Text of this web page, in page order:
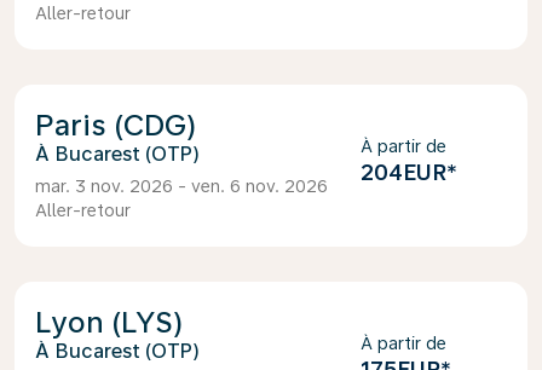
Aller-retour
Paris (CDG)
Bucarest (OTP)
mar. 3 nov. 2026 - ven. 6 nov. 2026
Aller-retour
À partir de
204EUR*
Lyon (LYS)
Bucarest (OTP) À partir de